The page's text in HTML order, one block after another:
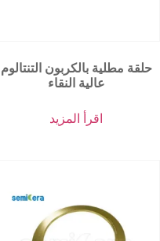
حلقة مطلية بالكربون التنتالوم
عالية النقاء
اقرأ المزيد